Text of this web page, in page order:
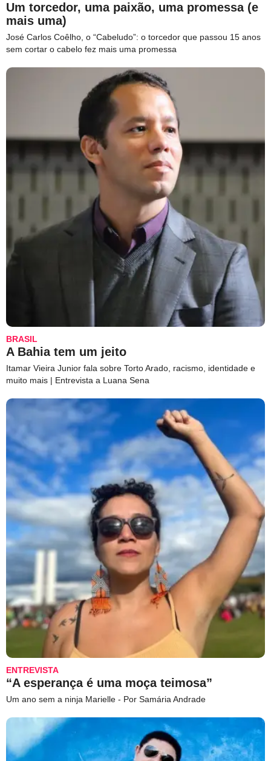
Um torcedor, uma paixão, uma promessa (e
mais uma)
José Carlos Coêlho, o “Cabeludo”: o torcedor que passou 15 anos
sem cortar o cabelo fez mais uma promessa
BRASIL
A Bahia tem um jeito
Itamar Vieira Junior fala sobre Torto Arado, racismo, identidade e
muito mais | Entrevista a Luana Sena
ENTREVISTA
“A esperança é uma moça teimosa”
Um ano sem a ninja Marielle - Por Samária Andrade